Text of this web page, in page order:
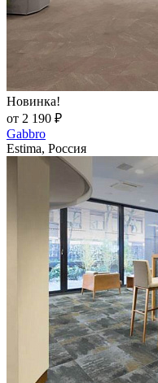
Новинка!
от 2 190 ₽
Gabbro
Estima, Россия